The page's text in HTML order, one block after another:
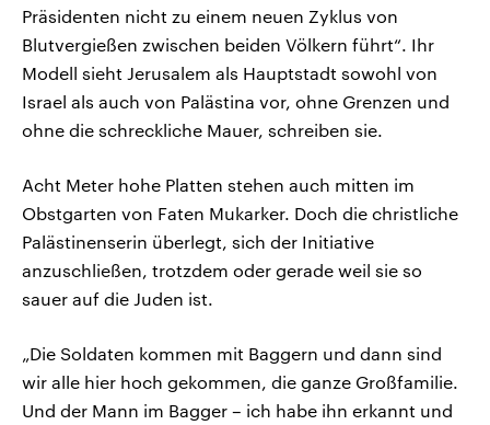
Präsidenten nicht zu einem neuen Zyklus von
Blutvergießen zwischen beiden Völkern führt“. Ihr
Modell sieht Jerusalem als Hauptstadt sowohl von
Israel als auch von Palästina vor, ohne Grenzen und
ohne die schreckliche Mauer, schreiben sie.
Acht Meter hohe Platten stehen auch mitten im
Obstgarten von Faten Mukarker. Doch die christliche
Palästinenserin überlegt, sich der Initiative
anzuschließen, trotzdem oder gerade weil sie so
sauer auf die Juden ist.
„Die Soldaten kommen mit Baggern und dann sind
wir alle hier hoch gekommen, die ganze Großfamilie.
Und der Mann im Bagger – ich habe ihn erkannt und